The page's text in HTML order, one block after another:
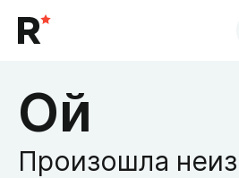
Ой
Произошла